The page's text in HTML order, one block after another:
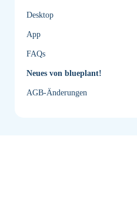
Desktop
App
FAQs
Neues von blueplant!
AGB-Änderungen